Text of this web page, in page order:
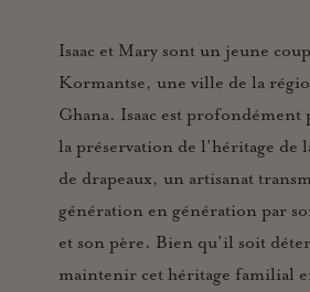
Isaac et Mary sont un jeune
Kormantse, une ville de la
Ghana. Isaac est profondément
la préservation de l’héritage de
de drapeaux, un artisanat
génération en génération par
et son père. Bien qu’il soit
maintenir cet héritage familial